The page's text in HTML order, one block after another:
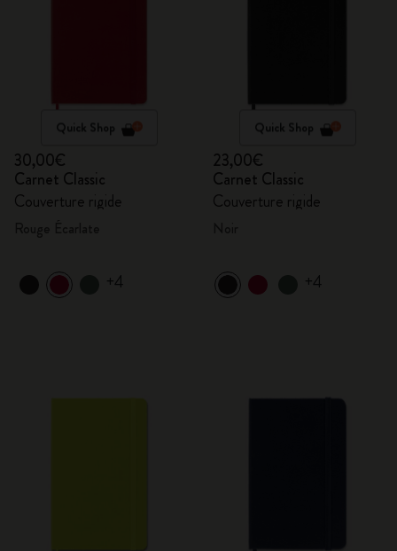
Quick Shop
30,00€
Carnet Classic
Couverture rigide
+4
Quick Shop
23,00€
Carnet Classic
Couverture rigide
+4